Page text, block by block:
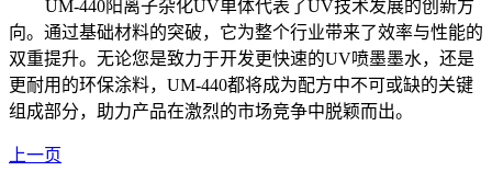
UM-440阳离子杂化UV单体代表了UV技术发展的创新方
向。通过基础材料的突破，它为整个行业带来了效率与性能的
双重提升。无论您是致力于开发更快速的UV喷墨墨水，还是
更耐用的环保涂料，UM-440都将成为配方中不可或缺的关键
组成部分，助力产品在激烈的市场竞争中脱颖而出。
上一页